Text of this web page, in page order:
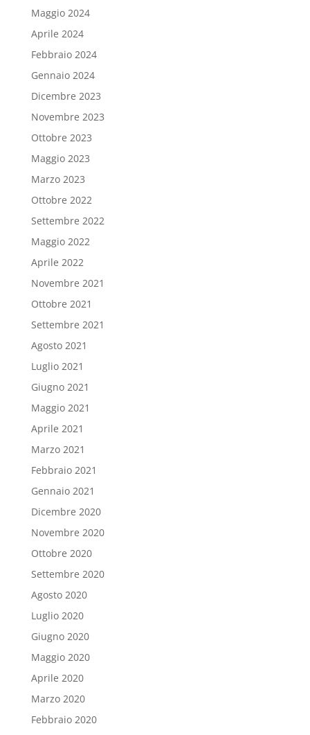
Maggio 2024
Aprile 2024
Febbraio 2024
Gennaio 2024
Dicembre 2023
Novembre 2023
Ottobre 2023
Maggio 2023
Marzo 2023
Ottobre 2022
Settembre 2022
Maggio 2022
Aprile 2022
Novembre 2021
Ottobre 2021
Settembre 2021
Agosto 2021
Luglio 2021
Giugno 2021
Maggio 2021
Aprile 2021
Marzo 2021
Febbraio 2021
Gennaio 2021
Dicembre 2020
Novembre 2020
Ottobre 2020
Settembre 2020
Agosto 2020
Luglio 2020
Giugno 2020
Maggio 2020
Aprile 2020
Marzo 2020
Febbraio 2020